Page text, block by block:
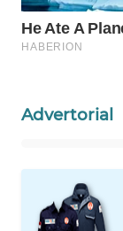
Advertorial
Wahana
Network
WALINKI
ID